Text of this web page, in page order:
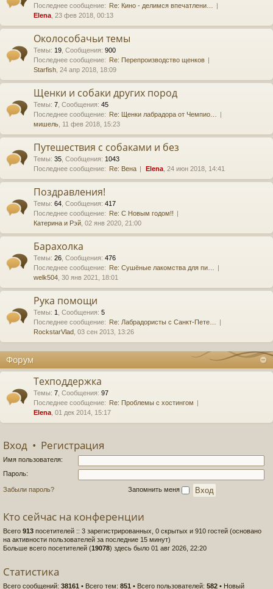
Последнее сообщение: Re: Кино - делимся впечатлени…
Elena , 23 фев 2018, 00:13
Околособачьи темы
Темы: 19 Сообщения: 900
Последнее сообщение: Re: Перепроизводство щенков
Starfish , 24 апр 2018, 18:09
Щенки и собаки других пород
Темы: 7 Сообщения: 45
Последнее сообщение: Re: Щенки лабрадора от Чемпио…
мишель , 11 фев 2018, 15:23
Путешествия с собаками и без
Темы: 35 Сообщения: 1043
Последнее сообщение: Re: Вена Elena , 24 июн 2018, 14:41
Поздравления!
Темы: 64 Сообщения: 417
Последнее сообщение: Re: С Новым годом!!
Катерина и Рэй , 02 янв 2020, 21:00
Барахолка
Темы: 26 Сообщения: 476
Последнее сообщение: Re: Сушёные лакомства для пи…
welk504 , 30 янв 2021, 18:01
Рука помощи
Темы: 1 Сообщения: 5
Последнее сообщение: Re: Лабрадористы с Санкт-Пете…
RockstarVlad , 03 сен 2013, 13:26
Форум
Техподдержка
Темы: 7 Сообщения: 97
Последнее сообщение: Re: Проблемы с хостингом
Elena , 01 дек 2014, 15:17
Вход • Регистрация
Имя пользователя:
Пароль:
Забыли пароль? Запомнить меня
Кто сейчас на конференции
Всего 913 посетителей :: 3 зарегистрированных, 0 скрытых и 910 гостей (основано
на активности пользователей за последние 15 минут)
Больше всего посетителей (19078) здесь было 01 авг 2026, 22:20
Статистика
Всего сообщений: 38161 • Всего тем: 851 • Всего пользователей: 582 • Новый